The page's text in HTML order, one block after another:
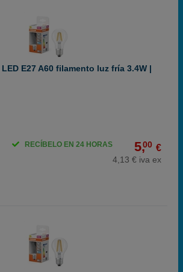
E27 A60 filamento luz fría 3.4W |
5,00 €
4,13 € iva ex
RECÍBELO EN 24 HORAS